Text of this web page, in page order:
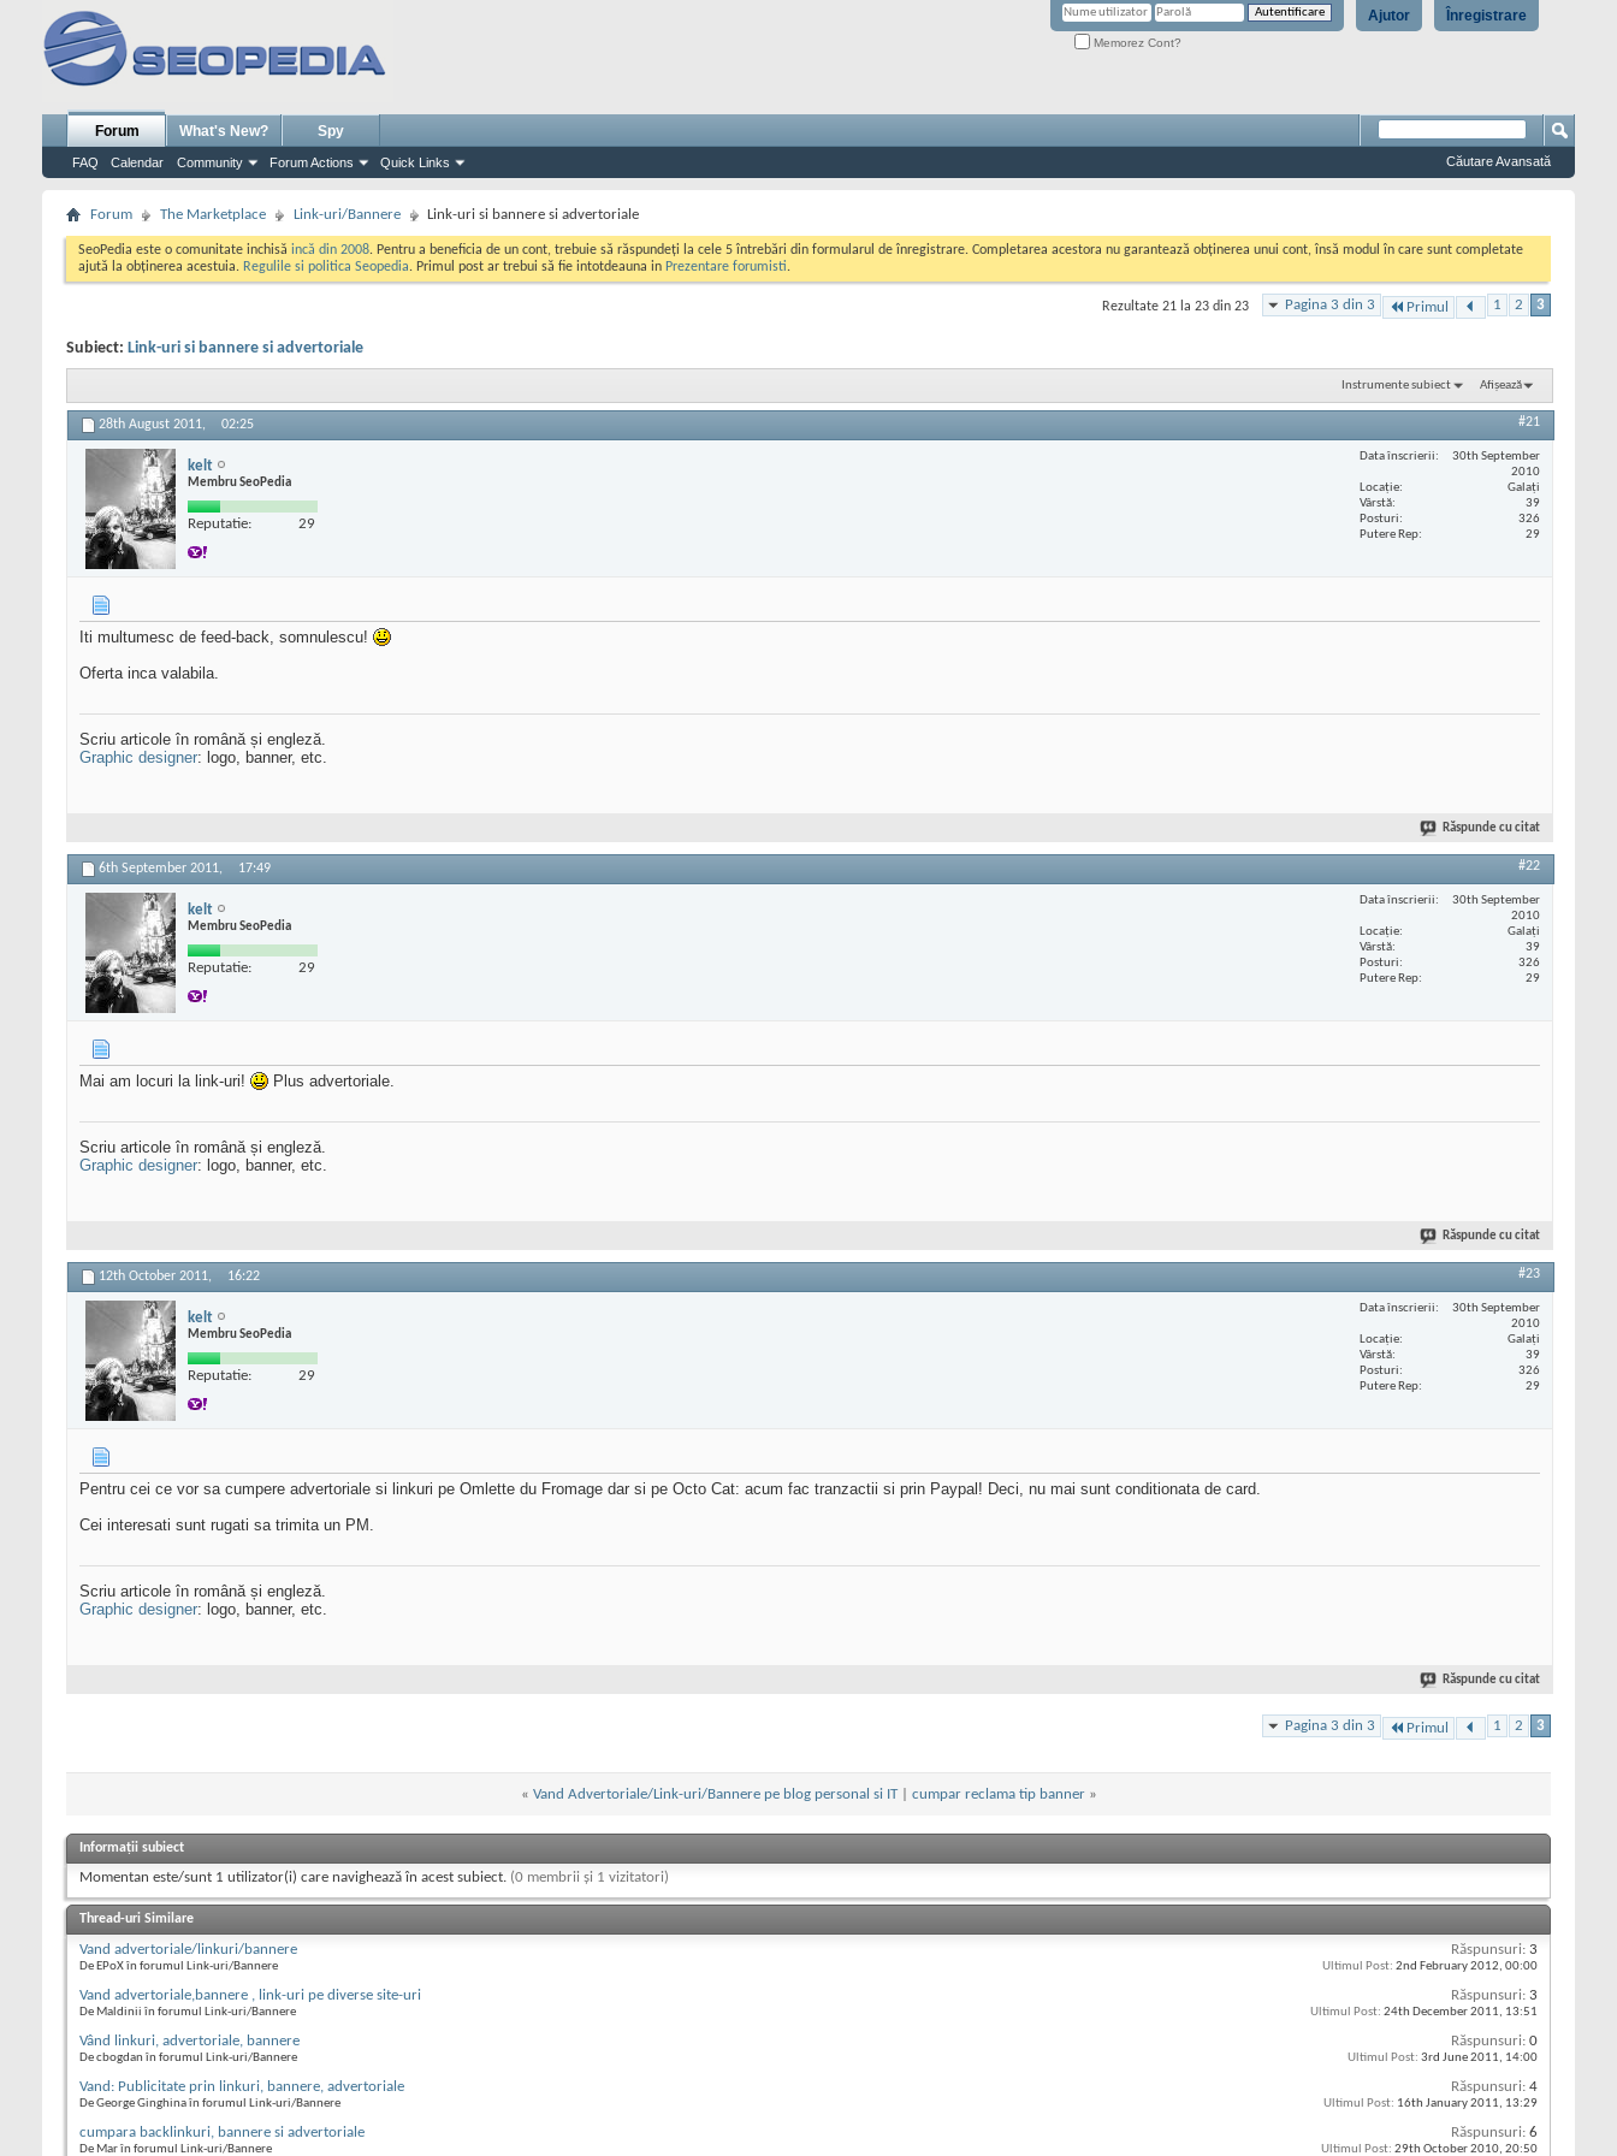
Înregistrare
Ajutor
Memorez Cont?
Forum
FAQ Calendar Community Forum Actions Quick Links
What's New? Spy
Căutare Avansată
Forum The Marketplace Link-uri/Bannere Link-uri si bannere si advertoriale
SeoPedia este o comunitate inchisă incă din 2008. Pentru a beneficia de un cont, trebuie să răspundeți la cele 5 întrebări din formularul de înregistrare. Completarea acestora nu garantează obținerea unui cont, însă modul în care sunt completate
ajută la obținerea acestuia. Regulile si politica Seopedia. Primul post ar trebui să fie intotdeauna in Prezentare forumisti.
Pagina 3 din 3 Primul 1 2 3
Rezultate 21 la 23 din 23
Subiect: Link-uri si bannere si advertoriale
Instrumente subiect Afișează
28th August 2011, 02:25 #21
kelt
Membru SeoPedia
Reputatie: 29
Data înscrierii
30th September
2010
Locaţie
Galați
Vârstă
39
Posturi
326
Putere Rep
29
Iti multumesc de feed-back, somnulescu!
Oferta inca valabila.
Scriu articole în română și engleză.
Graphic designer: logo, banner, etc.
Răspunde cu citat
6th September 2011, 17:49 #22
kelt
Membru SeoPedia
Reputatie: 29
Data înscrierii
30th September
2010
Locaţie
Galați
Vârstă
39
Posturi
326
Putere Rep
29
Mai am locuri la link-uri! Plus advertoriale.
Scriu articole în română și engleză.
Graphic designer: logo, banner, etc.
Răspunde cu citat
12th October 2011, 16:22 #23
kelt
Membru SeoPedia
Reputatie: 29
Data înscrierii
30th September
2010
Locaţie
Galați
Vârstă
39
Posturi
326
Putere Rep
29
Pentru cei ce vor sa cumpere advertoriale si linkuri pe Omlette du Fromage dar si pe Octo Cat: acum fac tranzactii si prin Paypal! Deci, nu mai sunt conditionata de card.
Cei interesati sunt rugati sa trimita un PM.
Scriu articole în română și engleză.
Graphic designer: logo, banner, etc.
Răspunde cu citat
Pagina 3 din 3 Primul 1 2 3
« Vand Advertoriale/Link-uri/Bannere pe blog personal si IT| cumpar reclama tip banner »
Informații subiect
Momentan este/sunt 1 utilizator(i) care navighează în acest subiect. (0 membrii și 1 vizitatori)
Thread-uri Similare
Vand advertoriale/linkuri/bannere
De EPoX în forumul Link-uri/Bannere
Răspunsuri: 3
Ultimul Post: 2nd February 2012, 00:00
Vand advertoriale,bannere , link-uri pe diverse site-uri
De Maldinii în forumul Link-uri/Bannere
Răspunsuri: 3
Ultimul Post: 24th December 2011, 13:51
Vând linkuri, advertoriale, bannere
De cbogdan în forumul Link-uri/Bannere
Răspunsuri: 0
Ultimul Post: 3rd June 2011, 14:00
Vand: Publicitate prin linkuri, bannere, advertoriale
De George Ginghina în forumul Link-uri/Bannere
Răspunsuri: 4
Ultimul Post: 16th January 2011, 13:29
cumpara backlinkuri, bannere si advertoriale
De Mar în forumul Link-uri/Bannere
Răspunsuri: 6
Ultimul Post: 29th October 2010, 20:50